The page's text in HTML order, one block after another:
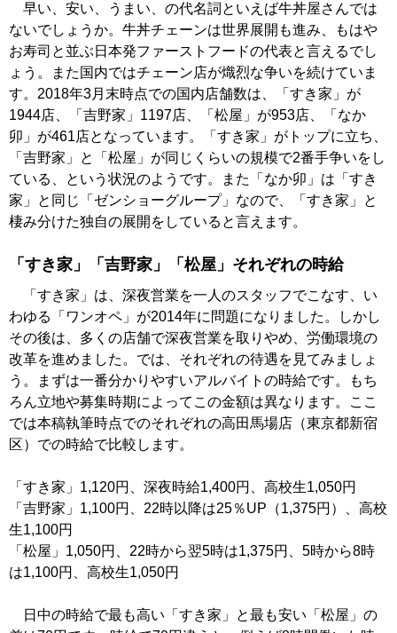
早い、安い、うまい、の代名詞といえば牛丼屋さんでは
ないでしょうか。牛丼チェーンは世界展開も進み、もはや
お寿司と並ぶ日本発ファーストフードの代表と言えるでし
ょう。また国内ではチェーン店が熾烈な争いを続けていま
す。2018年3月末時点での国内店舗数は、「すき家」が
1944店、「吉野家」1197店、「松屋」が953店、「なか
卯」が461店となっています。「すき家」がトップに立ち、
「吉野家」と「松屋」が同じくらいの規模で2番手争いをし
ている、という状況のようです。また「なか卯」は「すき
家」と同じ「ゼンショーグループ」なので、「すき家」と
棲み分けた独自の展開をしていると言えます。
「すき家」「吉野家」「松屋」それぞれの時給
「すき家」は、深夜営業を一人のスタッフでこなす、い
わゆる「ワンオペ」が2014年に問題になりました。しかし
その後は、多くの店舗で深夜営業を取りやめ、労働環境の
改革を進めました。では、それぞれの待遇を見てみましょ
う。まずは一番分かりやすいアルバイトの時給です。もち
ろん立地や募集時期によってこの金額は異なります。ここ
では本稿執筆時点でのそれぞれの高田馬場店（東京都新宿
区）での時給で比較します。
「すき家」1,120円、深夜時給1,400円、高校生1,050円
「吉野家」1,100円、22時以降は25％UP（1,375円）、高校
生1,100円
「松屋」1,050円、22時から翌5時は1,375円、5時から8時
は1,100円、高校生1,050円
日中の時給で最も高い「すき家」と最も安い「松屋」の